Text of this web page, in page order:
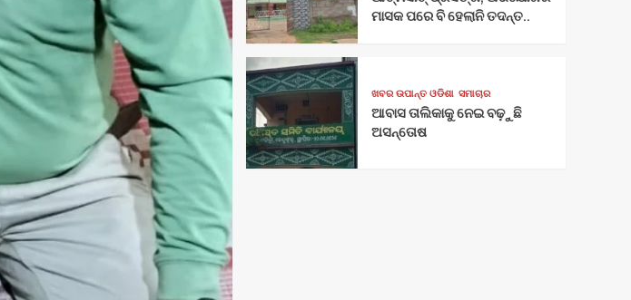
ମାସକ ପରେ ବି ହେଲାନି ତଦନ୍ତ..
ଖବର ଉପାନ୍ତ ଓଡିଶା ସମାଚାର
ଆବାସ ତାଲିକାକୁ ନେଇ ବଢ଼ୁଛି
ଅସନ୍ତୋଷ